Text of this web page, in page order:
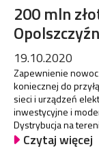
200 mln
19.10.2020
Zapewnienie
koniecznej do
sieci i urządzeń
inwestycyjne i
Dystrybucja na
Czytaj więcej